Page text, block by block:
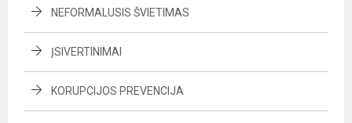
NEFORMALUSIS ŠVIETIMAS
ĮSIVERTINIMAI
KORUPCIJOS PREVENCIJA